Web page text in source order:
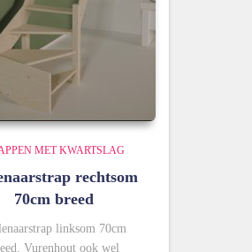
MET KWARTSLAG
rechtsom
70cm breed
linksom 70cm
Vurenhout ook wel